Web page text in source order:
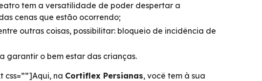
tem a versatilidade de poder despertar a
cenas que estão ocorrendo;
outras coisas, possibilitar: bloqueio de incidência de
garantir o bem estar das crianças.
na Cortiflex Persianas, você tem à sua